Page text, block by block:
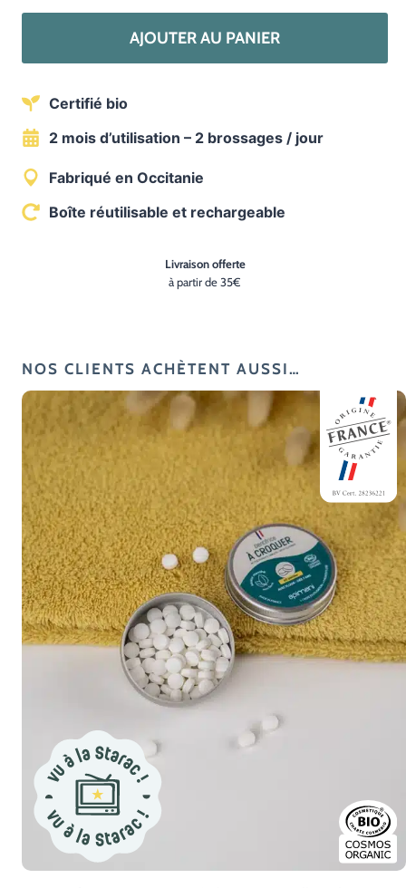
solide
frotter
certifié
–
AJOUTER AU PANIER
Certifié bio
2 mois d’utilisation – 2 brossages / jour
Fabriqué en Occitanie
Boîte réutilisable et rechargeable
Livraison offerte
à partir de 35€
NOS CLIENTS ACHÈTENT AUSSI…